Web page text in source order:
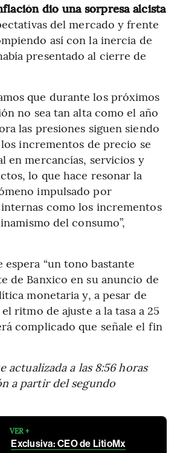
dio una sorpresa alcista
del mercado y frente
así con la inercia de
presentado al cierre de
que durante los próximos
no sea tan alta como el año
las presiones siguen siendo
incrementos de precio se
en mercancías, servicios y
lo que hace resonar la
impulsado por
como los incrementos
del consumo”,
“un tono bastante
de Banxico en su anuncio de
monetaria y, a pesar de
ritmo de ajuste a la tasa a 25
complicado que señale el fin
actualizada a las 8:56 horas
a partir del segundo
VER +
Exclusiva: CEO de LitioMx